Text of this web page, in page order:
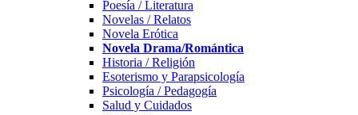
Poesía / Literatura
Novelas / Relatos
Novela Erótica
Novela Drama/Romántica
Historia / Religión
Esoterismo y Parapsicología
Psicología / Pedagogía
Salud y Cuidados